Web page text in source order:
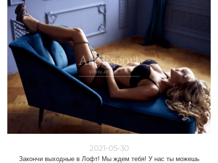
2021-05-30
Закончи выходные в Лофт! Мы ждем тебя! У нас ты можешь